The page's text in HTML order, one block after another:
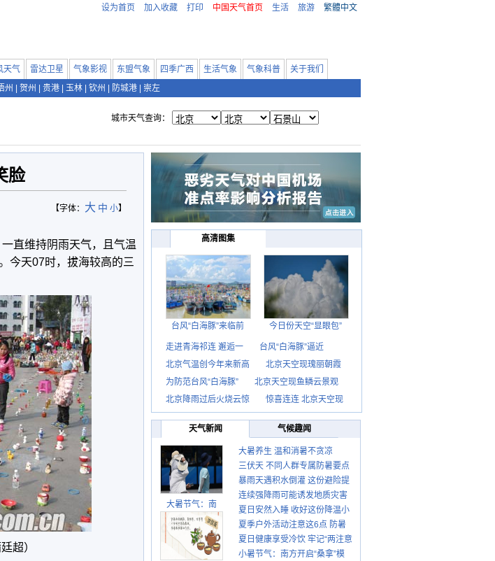
设为首页 加入收藏 打印 中国天气首页 生活 旅游 繁體中文
天气 雷达卫星 气象影视 东盟气象 四季广西 生活气象 气象科普
关于我们
州 贺州 贵港 玉林 钦州 防城港 崇左
城市天气查询：
脸
【字体： 大 中 小】
直维持阴雨天气，且气温
今天07时，拔海较高的三
超）
高清图集
台风“白海豚”来临前 今日份天空“显眼包”
走进青海祁连 邂逅一
台风“白海豚”逼近
北京气温创今年来新高
北京天空现瑰丽朝霞
为防范台风“白海豚”
北京天空现鱼鳞云景观
北京降雨过后火烧云惊
惊喜连连 北京天空现
天气新闻 气候趣闻
大暑节气：南
大暑养生 温和消暑不贪凉
三伏天 不同人群专属防暑要点
请收好
暴雨天遇积水倒灌 这份避险提
示请收好
连续强降雨可能诱发地质灾害
这些前兆要知道
夏日安然入睡 收好这份降温小
贴士
夏季户外活动注意这6点 防暑
健身两不误
夏日健康享受冷饮 牢记“两注意
一控制”
小暑节气：南方开启“桑拿”模